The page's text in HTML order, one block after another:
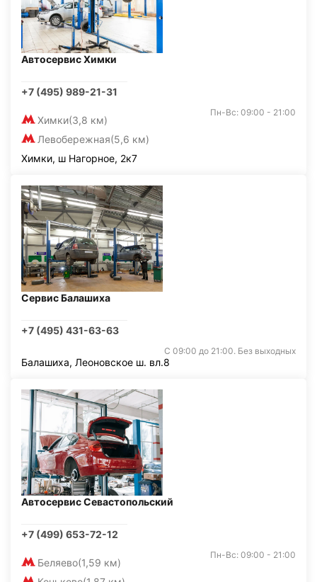
Автосервис Химки
+7 (495) 989-21-31
Химки(3,8 км)
Левобережная(5,6 км)
Пн-Вс: 09:00 - 21:00
Химки, ш Нагорное, 2к7
Сервис Балашиха
+7 (495) 431-63-63
С 09:00 до 21:00. Без выходных
Балашиха, Леоновское ш. вл.8
Автосервис Севастопольский
+7 (499) 653-72-12
Беляево(1,59 км)
Пн-Вс: 09:00 - 21:00